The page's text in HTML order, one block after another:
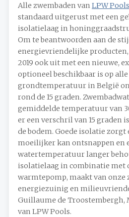
Alle zwembaden van LPW
standaard uitgerust met een
isolatielaag in
Om te beantwoorden aan de
energievriendelijke producten,
2019 ook uit met een nieuwe,
optioneel beschikbaar is op alle
grondtemperatuur in België
rond de 15 graden.
gemiddelde temperatuur van
er een verschril van 15 graden
de bodem. Goede isolatie
moeilijker kan ontsnappen en
watertemperatuur langer
isolatielaag in combinatie met
warmtepomp, maakt van onze
energiezuinig en
Guillaume de Troostembergh,
van LPW Pools.